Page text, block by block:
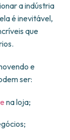
a indústria
é inevitável,
que
e
ser:
na loja;